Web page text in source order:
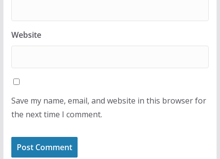
Website
Save my name, email, and website in this browser for
the next time I comment.